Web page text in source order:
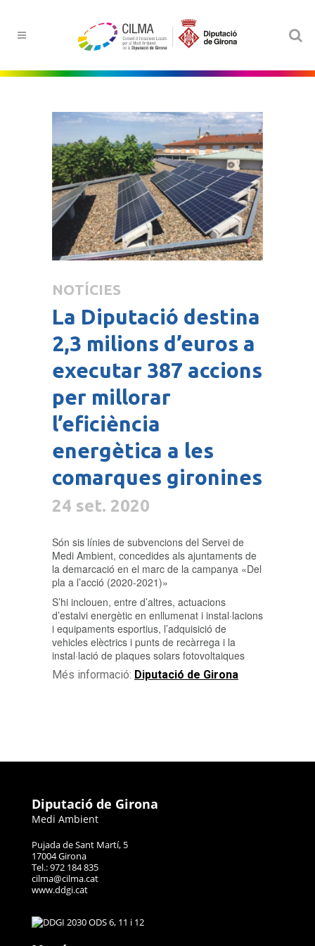
NOTÍCIES
La Diputació destina
2,3 milions d’euros a
executar 387 accions
per millorar
l’eficiència
energètica a les
comarques gironines
24 set. 2020
Són sis línies de subvencions del Servei de
Medi Ambient, concedides als ajuntaments de
la demarcació en el marc de la campanya «Del
pla a l’acció (2020-2021)»
S’hi inclouen, entre d’altres, actuacions
d’estalvi energètic en enllumenat i instal·lacions
i equipaments esportius, l’adquisició de
vehicles elèctrics i punts de recàrrega i la
instal·lació de plaques solars fotovoltaiques
Més informació: Diputació de Girona
Diputació de Girona
Medi Ambient
Pujada de Sant Martí, 5
17004 Girona
Tel.: 972 184 835
cilma@cilma.cat
www.ddgi.cat